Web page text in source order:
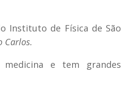
Instituto de Física de São
Carlos.
e tem grandes